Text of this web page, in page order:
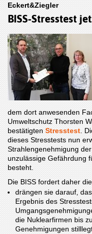
Eckert&Ziegler
BISS-Stresstest
dem dort anwesenden
Umweltschutz Thorsten
bestätigten Stresstest.
dieses Stresstests nun
Strahlengenehmigung
unzulässige Gefährdung
besteht.
Die BISS fordert daher
drängen sie darauf,
Ergebnis des
die Nuklearfirmen bis
Genehmigungen